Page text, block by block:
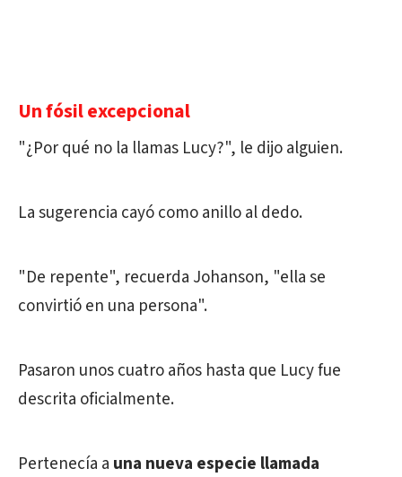
Un fósil excepcional
"¿Por qué no la llamas Lucy?", le dijo alguien.
La sugerencia cayó como anillo al dedo.
"De repente", recuerda Johanson, "ella se
convirtió en una persona".
Pasaron unos cuatro años hasta que Lucy fue
descrita oficialmente.
Pertenecía a una nueva especie llamada